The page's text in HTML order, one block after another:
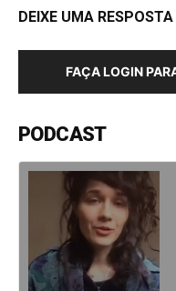
DEIXE UMA RESPOSTA
FAÇA LOGIN
PODCAST